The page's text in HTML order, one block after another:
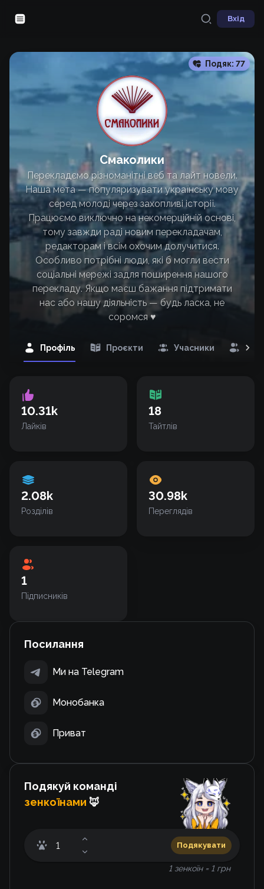
Вхід
Подяк: 77
Смаколики
Перекладємо різноманітні веб та лайт новели.
Наша мета — популяризувати українську мову
серед молоді через захопливі історії.
Працюємо виключно на некомерційній основі,
тому завжди раді новим перекладачам,
редакторам і всім охочим долучитися.
Особливо потрібні люди, які б могли вести
соціальні мережі задля поширення нашого
перекладу. Якщо маєш бажання підтримати
нас або нашу діяльність — будь ласка, не
соромся ♥️
Профіль Проєкти Учасники
10.31k
Лайків
18
Тайтлів
2.08k
Розділів
30.98k
Переглядів
1
Підписників
Посилання
Ми на Telegram
Монобанка
Приват
Подякуй команді
зенкоїнами 🦊
Подякувати
1 зенкоїн = 1 грн